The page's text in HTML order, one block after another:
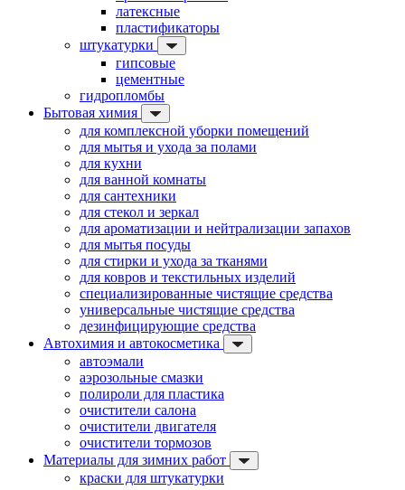
латексные
пластификаторы
штукатурки
гипсовые
цементные
гидропломбы
Бытовая химия
для комплексной уборки помещений
для мытья и ухода за полами
для кухни
для ванной комнаты
для сантехники
для стекол и зеркал
для ароматизации и нейтрализации запахов
для мытья посуды
для стирки и ухода за тканями
для ковров и текстильных изделий
специализированные чистящие средства
универсальные чистящие средства
дезинфицирующие средства
Автохимия и автокосметика
автоэмали
аэрозольные смазки
полироли для пластика
очистители салона
очистители двигателя
очистители тормозов
Материалы для зимних работ
краски для штукатурки